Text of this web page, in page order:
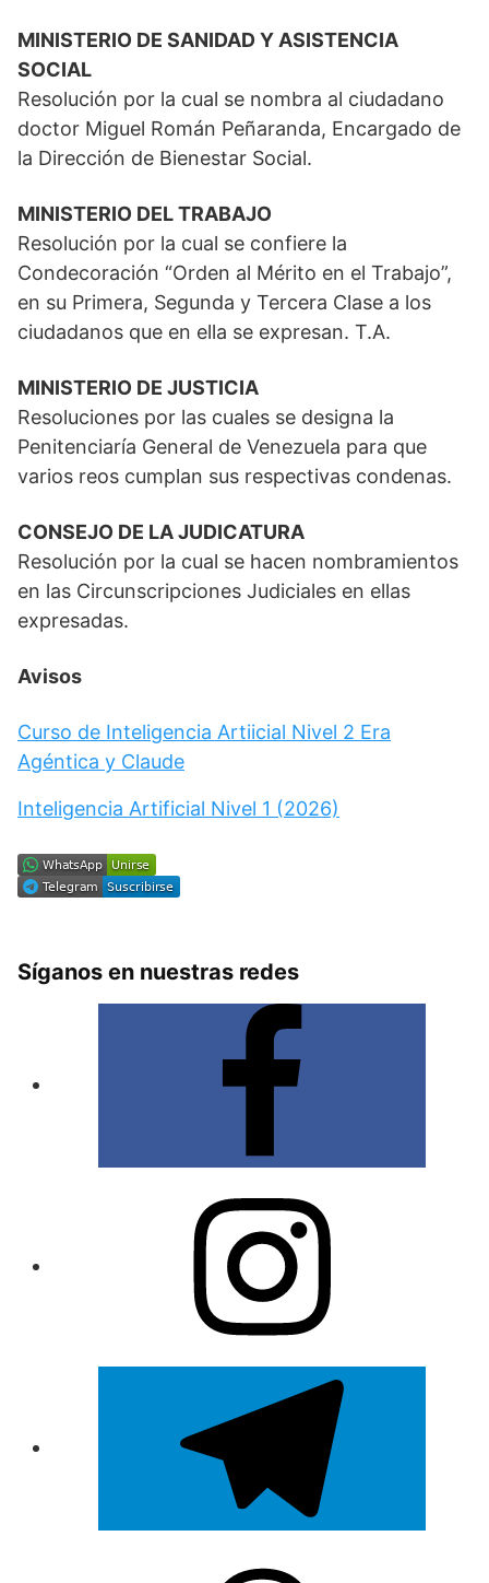
MINISTERIO DE SANIDAD Y ASISTENCIA
SOCIAL
Resolución por la cual se nombra al ciudadano
doctor Miguel Román Peñaranda, Encargado de
la Dirección de Bienestar Social.
MINISTERIO DEL TRABAJO
Resolución por la cual se confiere la
Condecoración “Orden al Mérito en el Trabajo”,
en su Primera, Segunda y Tercera Clase a los
ciudadanos que en ella se expresan. T.A.
MINISTERIO DE JUSTICIA
Resoluciones por las cuales se designa la
Penitenciaría General de Venezuela para que
varios reos cumplan sus respectivas condenas.
CONSEJO DE LA JUDICATURA
Resolución por la cual se hacen nombramientos
en las Circunscripciones Judiciales en ellas
expresadas.
Avisos
Curso de Inteligencia Artiicial Nivel 2 Era
Agéntica y Claude
Inteligencia Artificial Nivel 1 (2026)
Síganos en nuestras redes